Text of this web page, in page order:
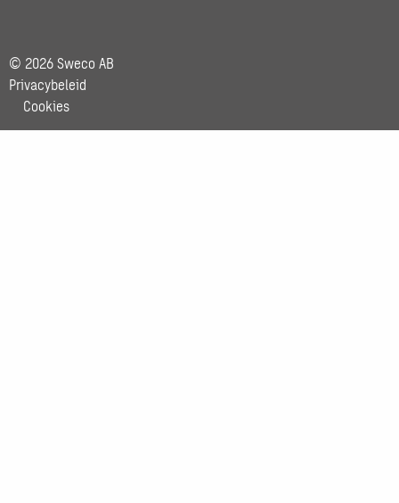
© 2026 Sweco AB
Privacybeleid
Cookies